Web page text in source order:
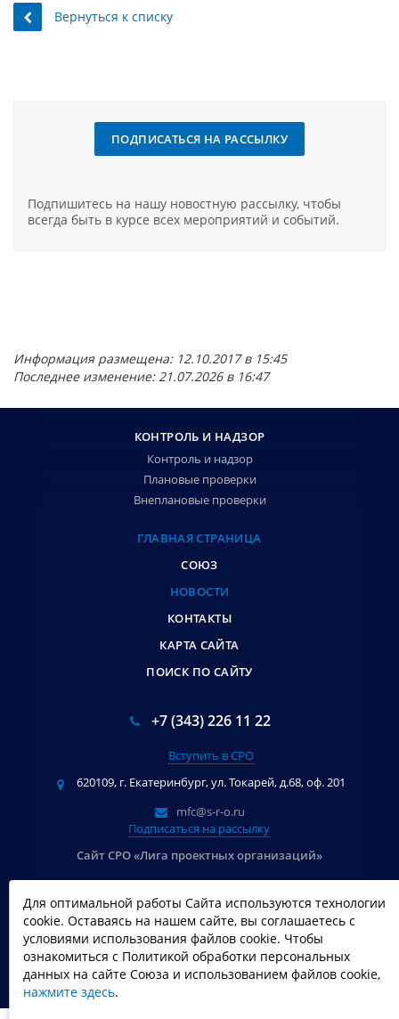
Вернуться к списку
ПОДПИСАТЬСЯ НА РАССЫЛКУ
Подпишитесь на нашу новостную рассылку, чтобы
всегда быть в курсе всех мероприятий и событий.
Информация размещена: 12.10.2017 в 15:45
Последнее изменение: 21.07.2026 в 16:47
КОНТРОЛЬ И НАДЗОР
Контроль и надзор
Плановые проверки
Внеплановые проверки
ГЛАВНАЯ СТРАНИЦА
СОЮЗ
НОВОСТИ
КОНТАКТЫ
КАРТА САЙТА
ПОИСК ПО САЙТУ
+7 (343) 226 11 22
Вступить в СРО
620109, г. Екатеринбург, ул. Токарей, д.68, оф. 201
mfc@s-r-o.ru
Подписаться на рассылку
Сайт СРО «Лига проектных организаций»
© 2009 - 2026 СРО СОЮЗ «Уральское объединение строителей». All
Rights Reserved.
Данные о СМИ
Политика обработки персональных данных
Для оптимальной работы Сайта используются технологии
сookie. Оставаясь на нашем сайте, вы соглашаетесь с
условиями использования файлов сookie. Чтобы
ознакомиться с Политикой обработки персональных
данных на сайте Союза и использованием файлов сookie,
нажмите здесь.